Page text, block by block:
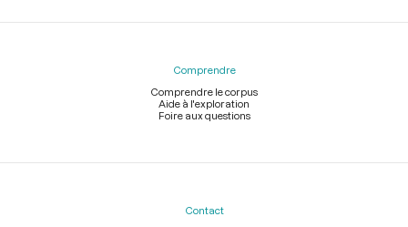
Comprendre
Comprendre le corpus
Aide à l'exploration
Foire aux questions
Contact